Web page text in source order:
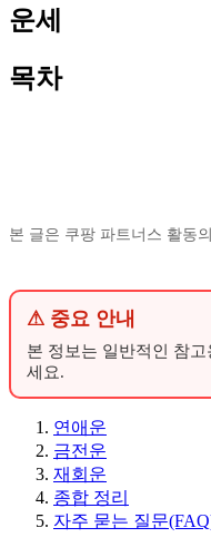
운세
목차
본 글은 쿠팡 파트너스 활동
⚠ 중요 안내
본 정보는 일반적인 참
세요.
연애운
금전운
재회운
종합 정리
자주 묻는 질문